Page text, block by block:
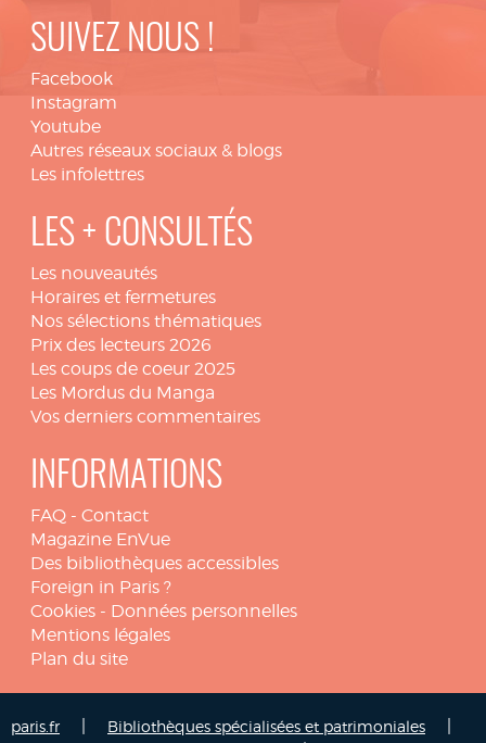
SUIVEZ NOUS !
Facebook
Instagram
Youtube
Autres réseaux sociaux & blogs
Les infolettres
LES + CONSULTÉS
Les nouveautés
Horaires et fermetures
Nos sélections thématiques
Prix des lecteurs 2026
Les coups de coeur 2025
Les Mordus du Manga
Vos derniers commentaires
INFORMATIONS
FAQ - Contact
Magazine EnVue
Des bibliothèques accessibles
Foreign in Paris ?
Cookies - Données personnelles
Mentions légales
Plan du site
paris.fr Bibliothèques spécialisées et patrimoniales